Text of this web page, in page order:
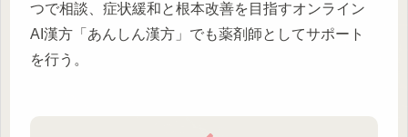
つで相談、症状緩和と根本改善を目指すオンライン
AI漢方「あんしん漢方」でも薬剤師としてサポート
を行う。